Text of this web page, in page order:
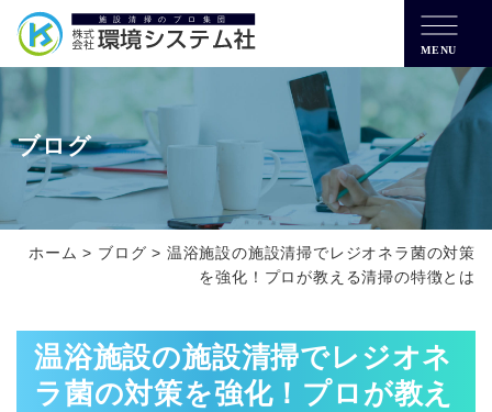
MENU
ブログ
ホーム > ブログ > 温浴施設の施設清掃でレジオネラ菌の対策
を強化！プロが教える清掃の特徴とは
温浴施設の施設清掃でレジオネ
ラ菌の対策を強化！プロが教え